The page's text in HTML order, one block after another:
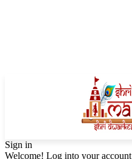
Sign in
Welcome! Log into your account